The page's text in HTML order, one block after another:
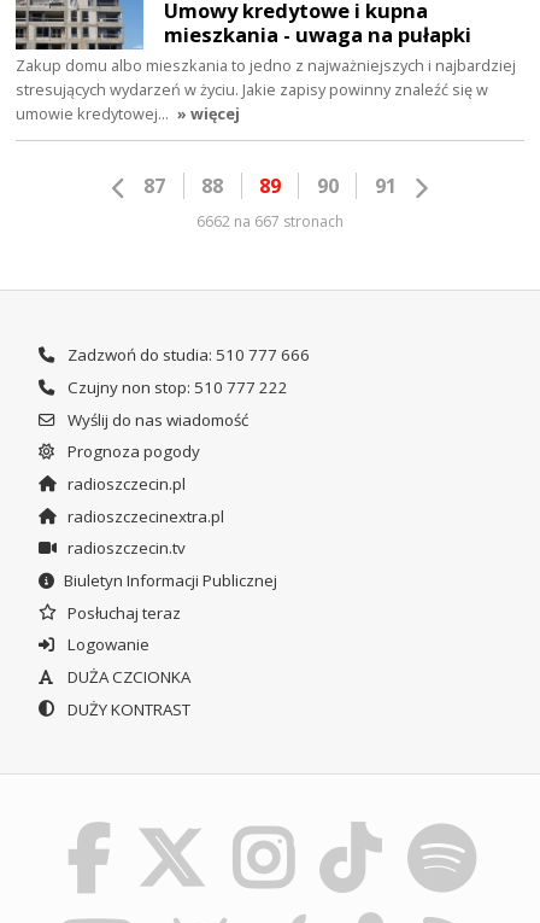
Umowy kredytowe i kupna
mieszkania - uwaga na pułapki
Zakup domu albo mieszkania to jedno z najważniejszych i najbardziej
stresujących wydarzeń w życiu. Jakie zapisy powinny znaleźć się w
umowie kredytowej… » więcej
87 88 89 90 91
6662 na 667 stronach
Zadzwoń do studia: 510 777 666
Czujny non stop: 510 777 222
Wyślij do nas wiadomość
Prognoza pogody
radioszczecin.pl
radioszczecinextra.pl
radioszczecin.tv
Biuletyn Informacji Publicznej
Posłuchaj teraz
Logowanie
DUŻA CZCIONKA
DUŻY KONTRAST